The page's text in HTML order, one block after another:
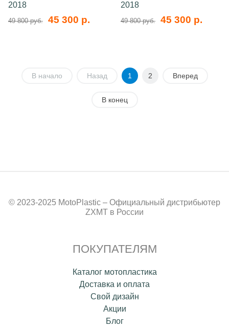
2018
49 800 руб. 45 300 р.
2018
49 800 руб. 45 300 р.
В начало Назад 1 2 Вперед
В конец
© 2023-2025 MotoPlastic – Официальный дистрибьютер
ZXMT в России
ПОКУПАТЕЛЯМ
Каталог мотопластика
Доставка и оплата
Свой дизайн
Акции
Блог